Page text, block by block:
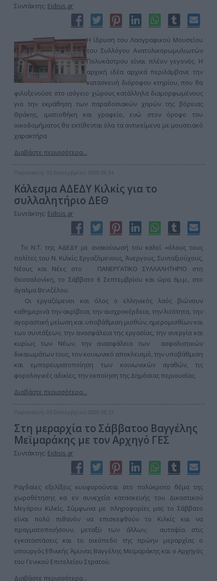
Συντάκτης: Eidisis.gr
Η ίδρυση του Λαογραφικού Μουσείου
του Συλλόγου Ανατολικορωμυλιωτών
Πολυκάστρου είναι πλέον γεγονός. Η
αρχική ιδέα αρχικά περιλάμβανε την
κατασκευή διόροφου κτηρίου, που θα
φιλοξενούσε στο ισόγειο χώρους κατάλληλα διαμορφωμένους
για την εκμάθηση των παραδοσιακών χορών της βόρειας
Θράκης, ιματιοθήκη και γραφείο, ενώ στον όροφο του
οικοδομήματος θα εκτίθενται όλα τα αντικείμενα με μουσειακό
χαρακτήρα
Διαβάστε περισσότερα...
Παρασκευή, 05 Σεπτεμβρίου 2008 08:34
Κάλεσμα ΑΔΕΔΥ Κιλκίς για το
συλλαλητήριο ΔΕΘ
Συντάκτης: Eidisis.gr
Το N.T. της ΑΔΕΔΥ με ανακοίνωσή του καλεί «όλους τους
πολίτες του Ν. Κιλκίς: Εργαζόμενους, Άνεργους, Συνταξιούχους,
Νέους και Νέες στο ΠΑΝΕΡΓΑΤΙΚΟ ΣΥΛΛΑΛΗΤΗΡΙΟ στη
Θεσσαλονίκη, το Σάββατο 6 Σεπτεμβρίου και ώρα 6μ.μ., στο
άγαλμα Βενιζέλου.
Οι εργαζόμενοι και όλος ο ελληνικός λαός βιώνουν
καθημερινά την ακρίβεια, την αισχροκέρδεια, την λιτότητα, την
αγοραστική μείωση και υποβάθμιση μισθών, ημερομισθίων και
των συντάξεων, την ανασφάλεια της εργασίας, την ανεργία και
κυρίως των Νέων, την ανασφάλεια των ασφαλιστικών
δικαιωμάτων τους, τον κοινωνικό αποκλεισμό, την υποβάθμιση
και εμπορευματοποίηση των κοινωνικών αγαθών, τις
φορολογικές αδικίες, την εκποίηση της Δημόσιας περιουσίας.
Διαβάστε περισσότερα...
Παρασκευή, 05 Σεπτεμβρίου 2008 08:33
Στη μεραρχία το Σάββατοο Βαγγέλης
Μεϊμαράκης με τον Αρχηγό ΓΕΣ
Συντάκτης: Eidisis.gr
Ραγδαίες εξελίξεις κυοφορούνται στο πολύκροτο θέμα της
χωροθέτησης κα εν συνεχεία κατασκευής του Δικαστικού
Μεγάρου Κιλκίς. Σύμφωνα με πληροφορίες μας το Σάββατο
είναι πολύ πιθανόν να επισκεφθούν το Κιλκίς και να
πραγματοποιήσουν, μεταξύ των άλλων, αυτοψία στις
εγκαταστάσεις και το οικόπεδο της πρώην μεραρχίας ο
υπουργός Εθνικής Άμυνας Βαγγέλης Μεϊμαράκης και ο Αρχηγός
του Γενικού Επιτελείου Στρατού.
Διαβάστε περισσότερα...